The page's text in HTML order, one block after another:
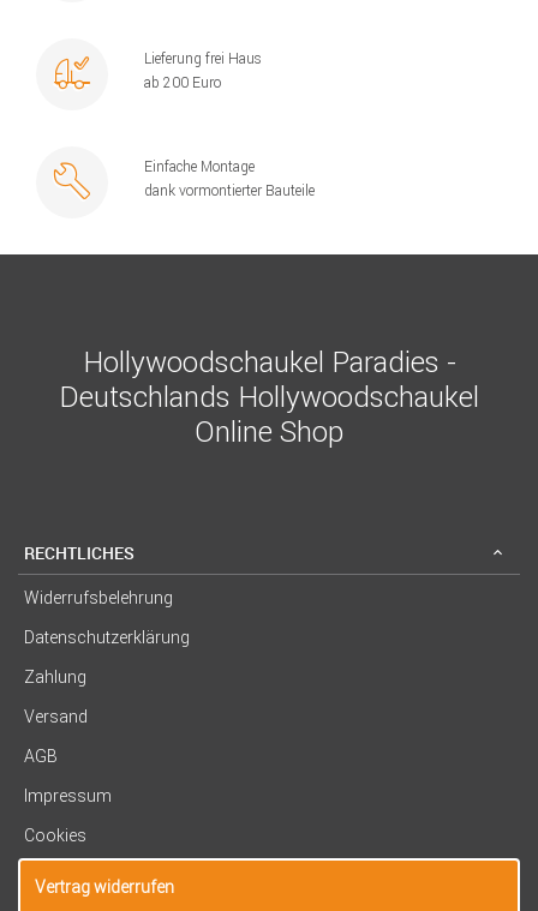
Lieferung frei Haus
ab 200 Euro
Einfache Montage
dank vormontierter Bauteile
Hollywoodschaukel Paradies -
Deutschlands Hollywoodschaukel
Online Shop
RECHTLICHES
Widerrufsbelehrung
Datenschutzerklärung
Zahlung
Versand
AGB
Impressum
Cookies
Vertrag widerrufen